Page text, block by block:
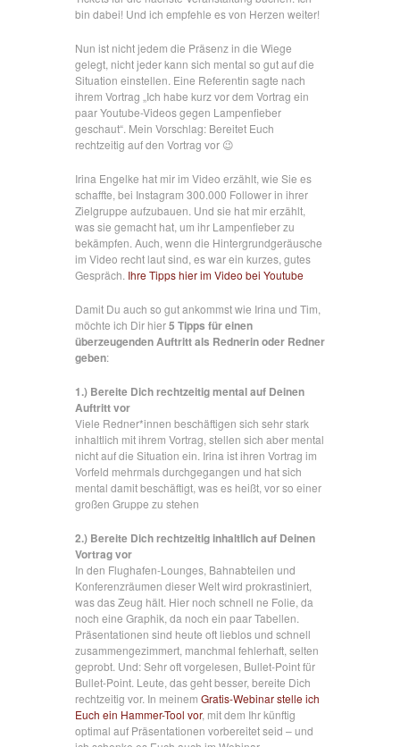
bin dabei! Und ich empfehle es von Herzen weiter!
Nun ist nicht jedem die Präsenz in die Wiege
gelegt, nicht jeder kann sich mental so gut auf die
Situation einstellen. Eine Referentin sagte nach
ihrem Vortrag „Ich habe kurz vor dem Vortrag ein
paar Youtube-Videos gegen Lampenfieber
geschaut“. Mein Vorschlag: Bereitet Euch
rechtzeitig auf den Vortrag vor 😉
Irina Engelke hat mir im Video erzählt, wie Sie es
schaffte, bei Instagram 300.000 Follower in ihrer
Zielgruppe aufzubauen. Und sie hat mir erzählt,
was sie gemacht hat, um ihr Lampenfieber zu
bekämpfen. Auch, wenn die Hintergrundgeräusche
im Video recht laut sind, es war ein kurzes, gutes
Gespräch. Ihre Tipps hier im Video bei Youtube
Damit Du auch so gut ankommst wie Irina und Tim,
möchte ich Dir hier5 Tipps für einen
überzeugenden Auftritt als Rednerin oder Redner
geben:
1.) Bereite Dich rechtzeitig mental auf Deinen
Auftritt vor
Viele Redner*innen beschäftigen sich sehr stark
inhaltlich mit ihrem Vortrag, stellen sich aber mental
nicht auf die Situation ein. Irina ist ihren Vortrag im
Vorfeld mehrmals durchgegangen und hat sich
mental damit beschäftigt, was es heißt, vor so einer
großen Gruppe zu stehen
2.) Bereite Dich rechtzeitig inhaltlich auf Deinen
Vortrag vor
In den Flughafen-Lounges, Bahnabteilen und
Konferenzräumen dieser Welt wird prokrastiniert,
was das Zeug hält. Hier noch schnell ne Folie, da
noch eine Graphik, da noch ein paar Tabellen.
Präsentationen sind heute oft lieblos und schnell
zusammengezimmert, manchmal fehlerhaft, selten
geprobt. Und: Sehr oft vorgelesen, Bullet-Point für
Bullet-Point. Leute, das geht besser, bereite Dich
rechtzeitig vor. In meinem Gratis-Webinar stelle ich
Euch ein Hammer-Tool vor, mit dem Ihr künftig
optimal auf Präsentationen vorbereitet seid – und